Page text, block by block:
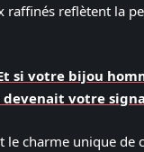
raffinés reflètent la
si votre bijou
votre
le charme unique de